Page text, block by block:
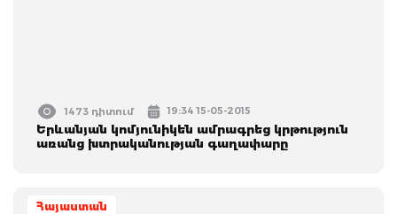
1473 դիտում 19:34 15-05-2015
Երևանյան կոմյունիկեն ամրագրեց կրթություն
առանց խտրականության գաղափարը
Հայաստան